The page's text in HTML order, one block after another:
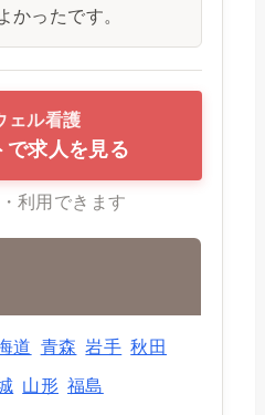
かったです。
ェル看護
で求人を見る
利用できます
道 青森 岩手 秋田
山形 福島